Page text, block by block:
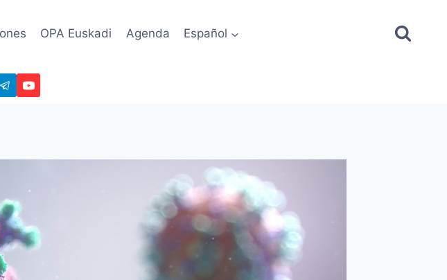
OPA Euskadi Agenda Español